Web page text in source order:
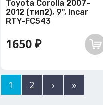
Toyota Corolla 2007-
2012 (тип2), 9", Incar
RTY-FC543
1650 ₽
1 2 › »